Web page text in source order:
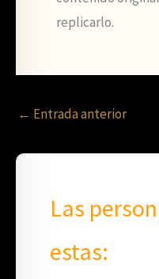
replicarlo.
← Entrada anterior
Las
estas: